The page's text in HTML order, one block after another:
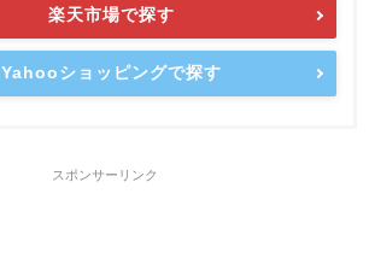
楽天市場で探す
Yahooショッピングで探す
スポンサーリンク